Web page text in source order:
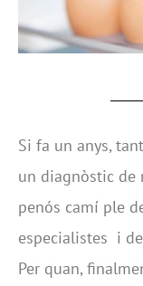
Si fa un anys,
un diagnòstic de
penós camí ple
especialistes i
Per quan,